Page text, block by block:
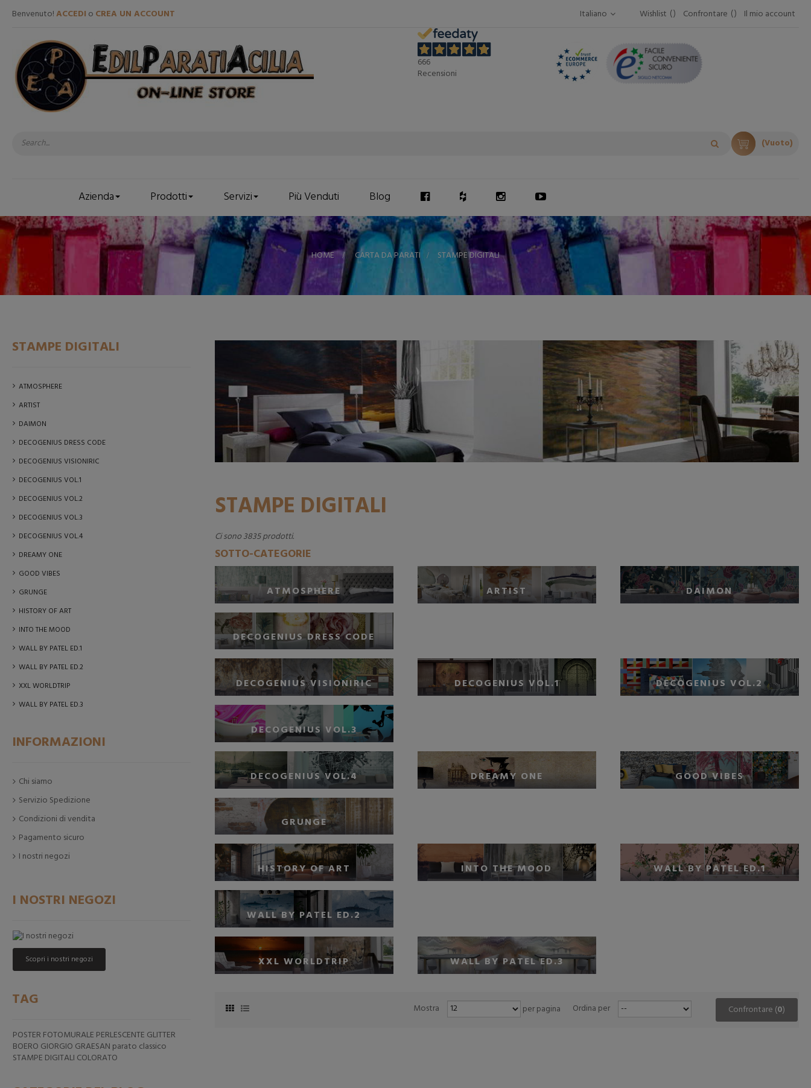
Benvenuto!ACCEDI o CREA UN ACCOUNT Wishlist Confrontare Il mio account
Italiano
666
Recensioni
(Vuoto)
Azienda Prodotti Servizi Più Venduti Blog
HOME > CARTA DA PARATI > STAMPE DIGITALI
STAMPE DIGITALI
ATMOSPHERE
ARTIST
DAIMON
DECOGENIUS DRESS CODE
DECOGENIUS VISIONIRIC
DECOGENIUS VOL.1
DECOGENIUS VOL.2
DECOGENIUS VOL.3
DECOGENIUS VOL.4
DREAMY ONE
GOOD VIBES
GRUNGE
HISTORY OF ART
INTO THE MOOD
WALL BY PATEL ED.1
WALL BY PATEL ED.2
XXL WORLDTRIP
WALL BY PATEL ED.3
INFORMAZIONI
Chi siamo
Servizio Spedizione
Condizioni di vendita
Pagamento sicuro
I nostri negozi
I NOSTRI NEGOZI
Scopri i nostri negozi
TAG
POSTER FOTOMURALE PERLESCENTE GLITTER
BOERO GIORGIO GRAESAN parato classico
STAMPE DIGITALI COLORATO
STAMPE DIGITALI
Ci sono 3835 prodotti.
SOTTO-CATEGORIE
ATMOSPHERE ARTIST DAIMON
DECOGENIUS DRESS CODE
DECOGENIUS VISIONIRIC DECOGENIUS VOL.1 DECOGENIUS VOL.2
DECOGENIUS VOL.3
DECOGENIUS VOL.4 DREAMY ONE GOOD VIBES
GRUNGE
HISTORY OF ART INTO THE MOOD WALL BY PATEL ED.1
WALL BY PATEL ED.2
XXL WORLDTRIP WALL BY PATEL ED.3
Ordina per
Mostra per pagina Confrontare (0)
AGGIUNGI NEL CARRELLO